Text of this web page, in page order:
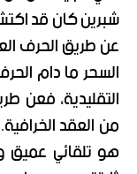
شبرين كان قد
عن طريق الحرف
السحر ما دام
التقليدية، فعن
من العقد
هو تلقائي